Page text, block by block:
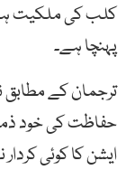
کلب کی ملکیت
پہنچا ہے۔
ترجمان کے مطابق
حفاظت کی خود
ایشن کا کوئی